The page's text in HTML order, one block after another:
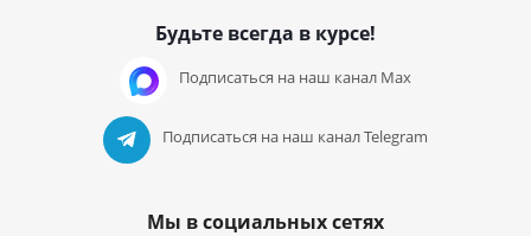
Будьте всегда в курсе!
Подписаться на наш канал Max
Подписаться на наш канал Telegram
Мы в социальных сетях